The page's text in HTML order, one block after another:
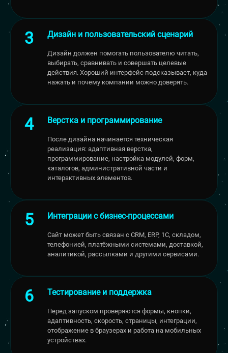
Дизайн и пользовательский сценарий
Дизайн должен помогать пользователю читать,
выбирать, сравнивать и совершать целевые
действия. Хороший интерфейс подсказывает, куда
нажать и почему компании можно доверять.
Верстка и программирование
После дизайна начинается техническая
реализация: адаптивная верстка,
программирование, настройка модулей, форм,
каталогов, административной части и
интерактивных элементов.
Интеграции с бизнес-процессами
Сайт может быть связан с CRM, ERP, 1С, складом,
телефонией, платёжными системами, доставкой,
аналитикой, рассылками и другими сервисами.
Тестирование и поддержка
Перед запуском проверяются формы, кнопки,
адаптивность, скорость, страницы, интеграции,
отображение в браузерах и работа на мобильных
устройствах.